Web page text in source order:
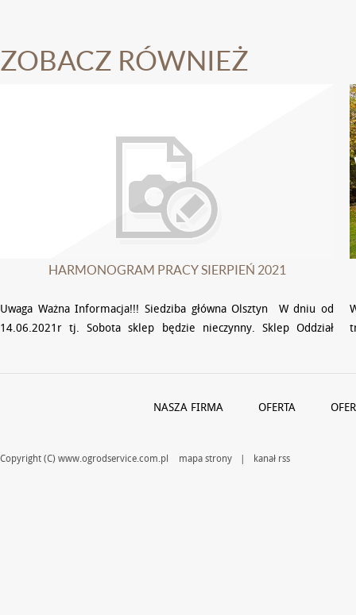
ZOBACZ RÓWNIEŻ
HARMONOGRAM PRACY SIERPIEŃ 2021
Uwaga Ważna Informacja!!! Siedziba główna Olsztyn W dniu od
14.06.2021r tj. Sobota sklep będzie nieczynny. Sklep Oddział
NASZA FIRMA OFERTA
Copyright (C) www.ogrodservice.com.pl mapa strony | kanał rss